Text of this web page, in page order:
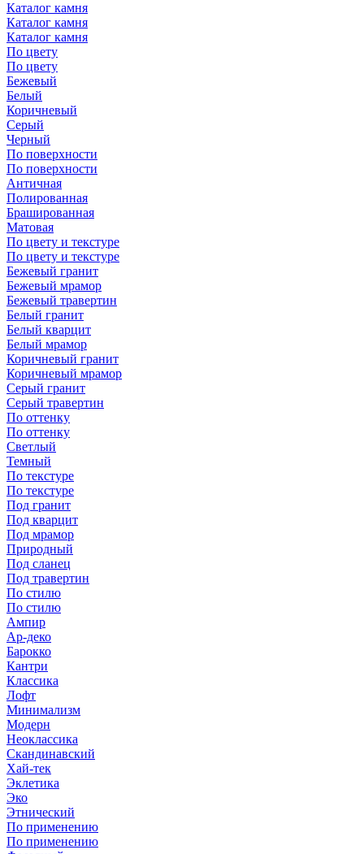
Каталог камня
Каталог камня
Каталог камня
По цвету
По цвету
Бежевый
Белый
Коричневый
Серый
Черный
По поверхности
По поверхности
Античная
Полированная
Брашированная
Матовая
По цвету и текстуре
По цвету и текстуре
Бежевый гранит
Бежевый мрамор
Бежевый травертин
Белый гранит
Белый кварцит
Белый мрамор
Коричневый гранит
Коричневый мрамор
Серый гранит
Серый травертин
По оттенку
По оттенку
Светлый
Темный
По текстуре
По текстуре
Под гранит
Под кварцит
Под мрамор
Природный
Под сланец
Под травертин
По стилю
По стилю
Ампир
Ар-деко
Барокко
Кантри
Классика
Лофт
Минимализм
Модерн
Неоклассика
Скандинавский
Хай-тек
Эклетика
Эко
Этнический
По применению
По применению